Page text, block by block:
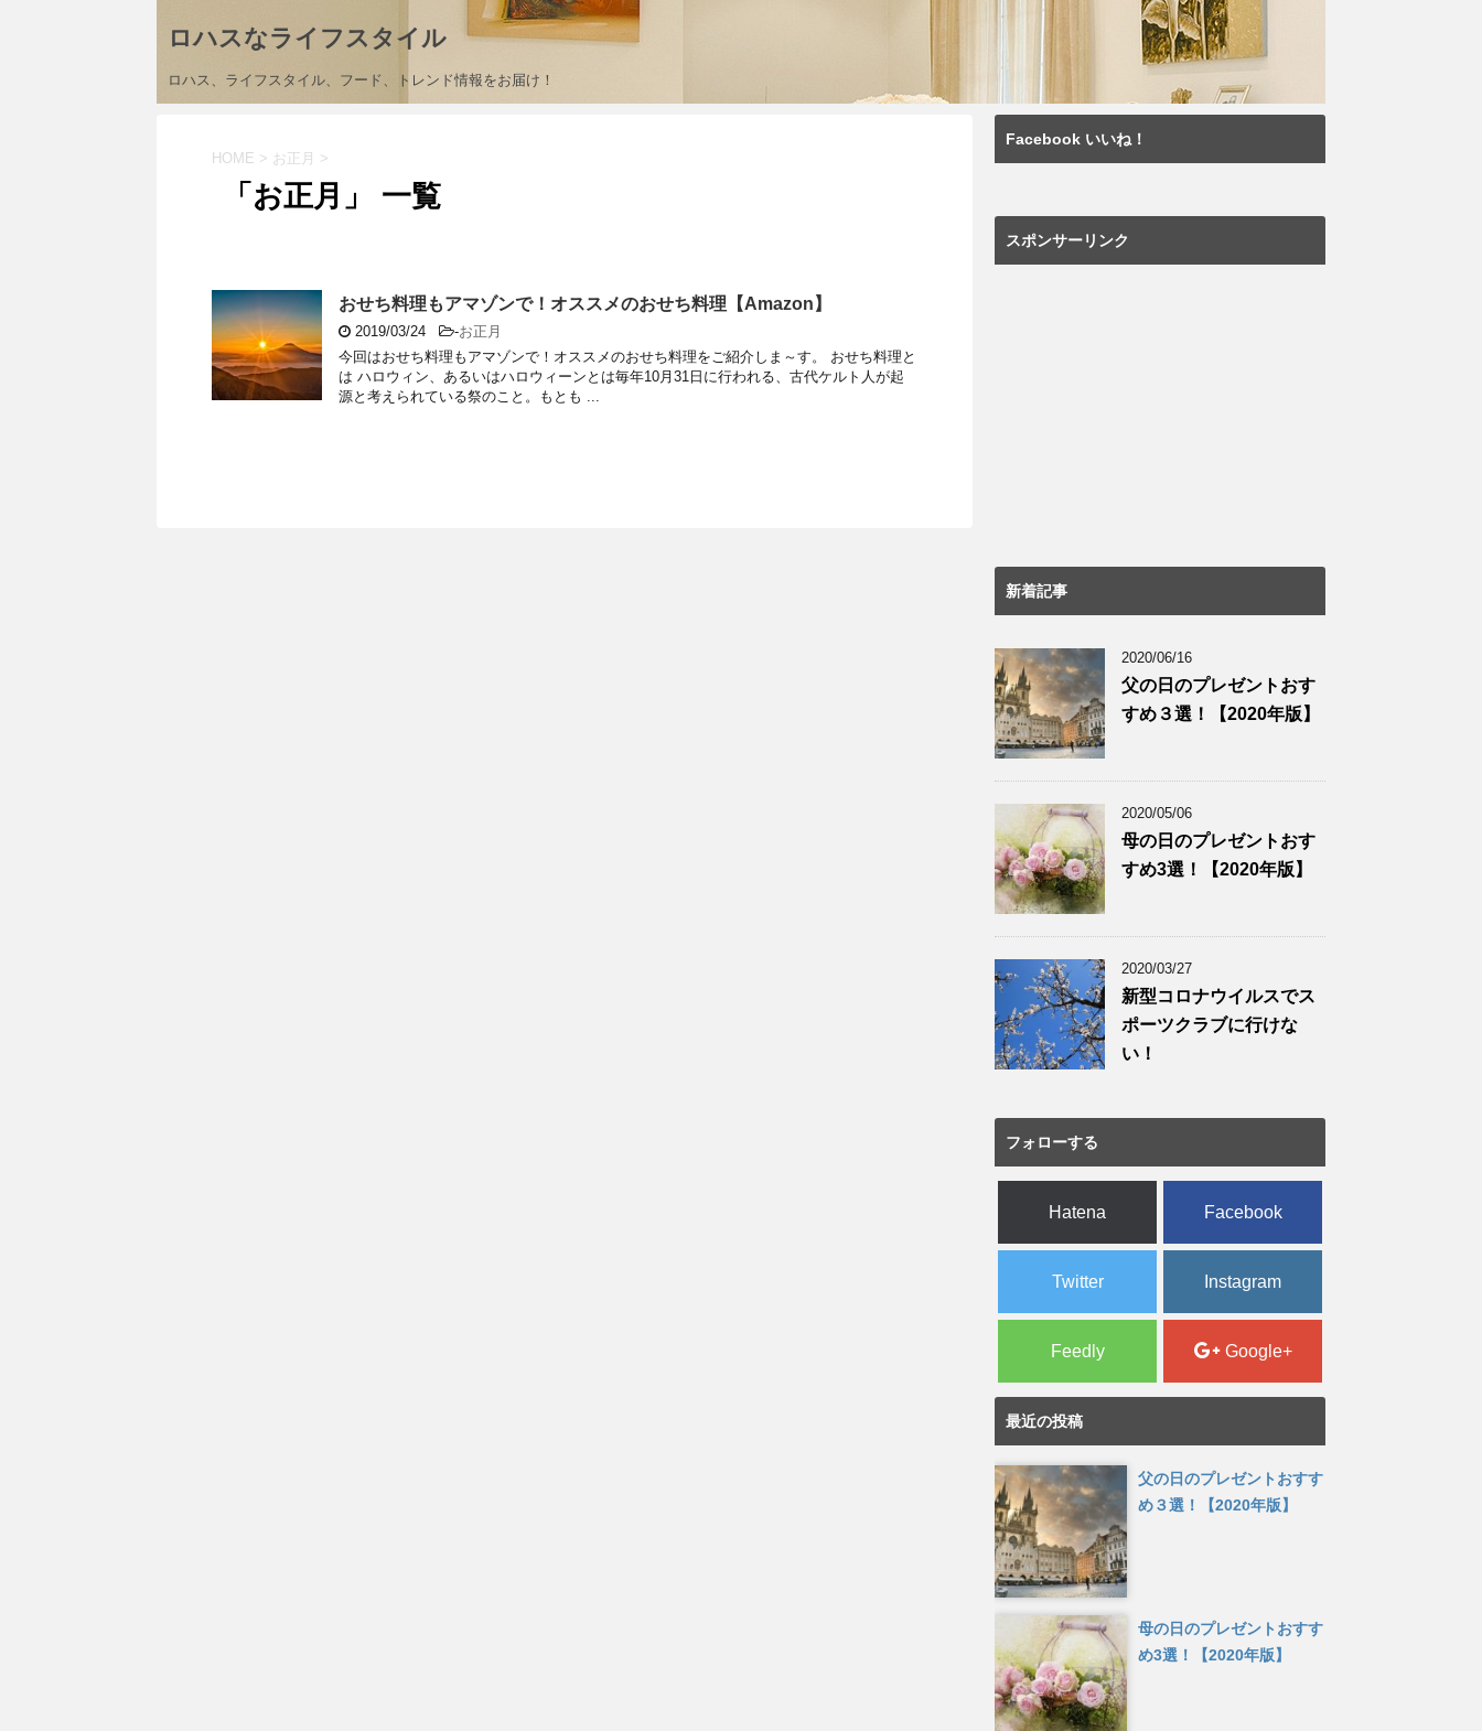
ロハスなライフスタイル
ロハス、ライフスタイル、フード、トレンド情報をお届け！
HOME > お正月 >
「お正月」 一覧
おせち料理もアマゾンで！オススメのおせち料理【Amazon】
2019/03/24 -お正月
今回はおせち料理もアマゾンで！オススメのおせち料理をご紹介しま～す。 おせち料理と
は ハロウィン、あるいはハロウィーンとは毎年10月31日に行われる、古代ケルト人が起
源と考えられている祭のこと。もとも ...
Facebook いいね！
スポンサーリンク
新着記事
2020/06/16
父の日のプレゼントおす
すめ３選！【2020年版】
2020/05/06
母の日のプレゼントおす
すめ3選！【2020年版】
2020/03/27
新型コロナウイルスでス
ポーツクラブに行けな
い！
フォローする
Hatena Facebook
Twitter Instagram
Feedly Google+
最近の投稿
父の日のプレゼントおすす
め３選！【2020年版】
母の日のプレゼントおすす
め3選！【2020年版】